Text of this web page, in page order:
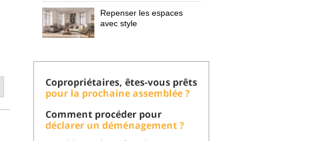
Repenser les espaces
avec style